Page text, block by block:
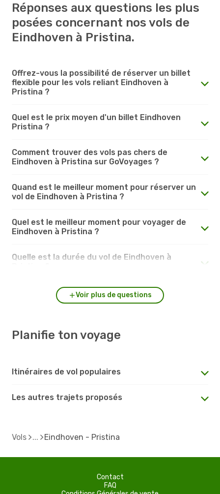
Réponses aux questions les plus
posées concernant nos vols de
Eindhoven à Pristina.
Offrez-vous la possibilité de réserver un billet
flexible pour les vols reliant Eindhoven à
Pristina ?
Quel est le prix moyen d'un billet Eindhoven
Pristina ?
Comment trouver des vols pas chers de
Eindhoven à Pristina sur GoVoyages ?
Quand est le meilleur moment pour réserver un
vol de Eindhoven à Pristina ?
Quel est le meilleur moment pour voyager de
Eindhoven à Pristina ?
Quelle est la durée du vol de Eindhoven à
Voir plus de questions
Planifie ton voyage
Itinéraires de vol populaires
Les autres trajets proposés
Vols Eindhoven - Pristina
Contact
FAQ